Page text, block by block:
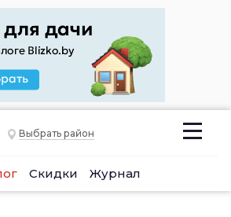
Выбрать район
Скидки Журнал